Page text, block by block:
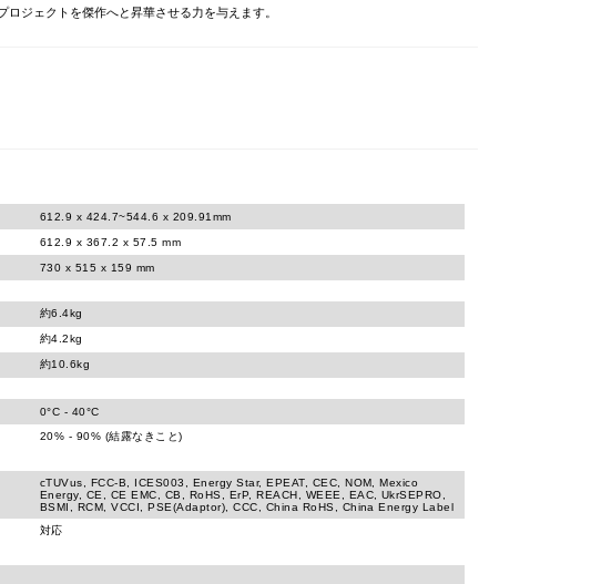
ジェクトを傑作へと昇華させる力を与えます。
612.9 x 424.7~544.6 x 209.91mm
612.9 x 367.2 x 57.5 mm
730 x 515 x 159 mm
約6.4kg
約4.2kg
約10.6kg
0°C - 40°C
20% - 90% (結露なきこと)
cTUVus, FCC-B, ICES003, Energy Star, EPEAT, CEC, NOM, Mexico
Energy, CE, CE EMC, CB, RoHS, ErP, REACH, WEEE, EAC, UkrSEPRO,
BSMI, RCM, VCCI, PSE(Adaptor), CCC, China RoHS, China Energy Label
対応